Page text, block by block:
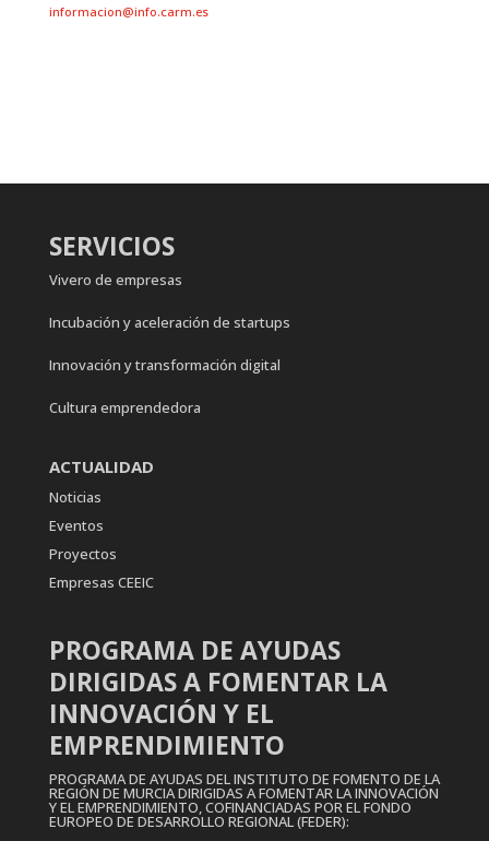
informacion@info.carm.es
SERVICIOS
Vivero de empresas
Incubación y aceleración de startups
Innovación y transformación digital
Cultura emprendedora
ACTUALIDAD
Noticias
Eventos
Proyectos
Empresas CEEIC
PROGRAMA DE AYUDAS
DIRIGIDAS A FOMENTAR LA
INNOVACIÓN Y EL
EMPRENDIMIENTO
PROGRAMA DE AYUDAS DEL INSTITUTO DE FOMENTO DE LA
REGIÓN DE MURCIA DIRIGIDAS A FOMENTAR LA INNOVACIÓN
Y EL EMPRENDIMIENTO, COFINANCIADAS POR EL FONDO
EUROPEO DE DESARROLLO REGIONAL (FEDER):